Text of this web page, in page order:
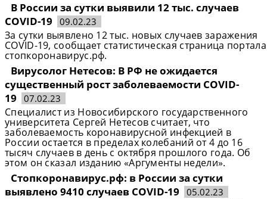
В России за сутки выявили 12 тыс. случаев
COVID-19
09.02.23
За сутки выявлено 12 тыс. новых случаев заражения
COVID-19, сообщает статистическая страница портала
стопкоронавирус.рф.
Вирусолог Нетесов: В РФ не ожидается
существенный рост заболеваемости COVID-
19
07.02.23
Специалист из Новосибирского государственного
университета Сергей Нетесов считает, что
заболеваемость коронавирусной инфекцией в
России остается в пределах колебаний от 4 до 16
тысяч случаев в день с октября прошлого года. Об
этом он сказал изданию «Аргументы недели».
Стопкоронавирус.рф: в России за сутки
выявлено 9410 случаев COVID-19
05.02.23